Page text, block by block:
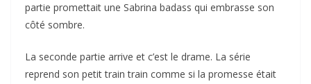
partie promettait une Sabrina badass qui embrasse son
côté sombre.
La seconde partie arrive et c’est le drame. La série
reprend son petit train train comme si la promesse était